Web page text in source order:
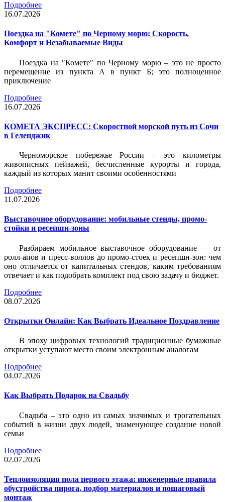
Подробнее
16.07.2026
Поездка на "Комете" по Черному морю: Скорость,
Комфорт и Незабываемые Виды
Поездка на "Комете" по Черному морю – это не просто
перемещение из пункта А в пункт Б; это полноценное
приключение
Подробнее
16.07.2026
КОМЕТА ЭКСПРЕСС: Скоростной морской путь из Сочи
в Геленджик
Черноморское побережье России – это километры
живописных пейзажей, бесчисленные курорты и города,
каждый из которых манит своими особенностями
Подробнее
11.07.2026
Выставочное оборудование: мобильные стенды, промо-
стойки и ресепшн-зоны
Разбираем мобильное выставочное оборудование — от
ролл-апов и пресс-воллов до промо-стоек и ресепшн-зон: чем
оно отличается от капитальных стендов, каким требованиям
отвечает и как подобрать комплект под свою задачу и бюджет.
Подробнее
08.07.2026
Открытки Онлайн: Как Выбрать Идеальное Поздравление
В эпоху цифровых технологий традиционные бумажные
открытки уступают место своим электронным аналогам
Подробнее
04.07.2026
Как Выбрать Подарок на Свадьбу
Свадьба – это одно из самых значимых и трогательных
событий в жизни двух людей, знаменующее создание новой
семьи
Подробнее
02.07.2026
Теплоизоляция пола первого этажа: инженерные правила
обустройства пирога, подбор материалов и пошаговый
монтаж